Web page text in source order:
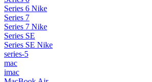
Series 6 Nike
Series 7
Series 7 Nike
Series SE
Series SE Nike
series-5
mac
imac